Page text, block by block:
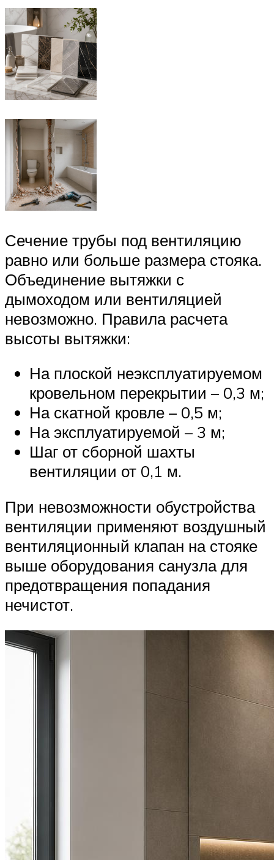
Сечение трубы под вентиляцию
равно или больше размера стояка.
Объединение вытяжки с
дымоходом или вентиляцией
невозможно. Правила расчета
высоты вытяжки:
На плоской неэксплуатируемом
кровельном перекрытии – 0,3 м;
На скатной кровле – 0,5 м;
На эксплуатируемой – 3 м;
Шаг от сборной шахты
вентиляции от 0,1 м.
При невозможности обустройства
вентиляции применяют воздушный
вентиляционный клапан на стояке
выше оборудования санузла для
предотвращения попадания
нечистот.